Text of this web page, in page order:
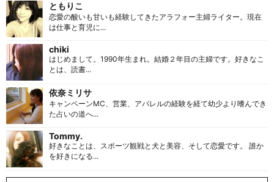
ともりこ
恋愛の酸いも甘いも経験してきたアラフォー主婦ライター。現在
は仕事と育児に...
chiki
はじめまして。1990年生まれ。結婚２年目の主婦です。好きなこ
とは、読書...
依奈ミリサ
キャンペーンMC、営業、アパレルの経験を経て幼少より嗜んでき
た占いの道へ...
Tommy.
好きなことは、スポーツ観戦と犬と美容、そして恋愛です。 誰か
を好きになる...